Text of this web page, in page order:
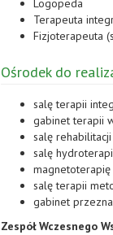
Logopeda
Terapeuta
Fizjoterapeuta
Ośrodek do
salę terapii
gabinet terapii
salę
salę
magnetoterapię
salę terapii
gabinet
Zespół Wczesnego